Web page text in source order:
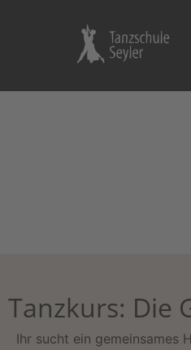
Tanzkurs: Die
Ihr sucht ein gemeinsames